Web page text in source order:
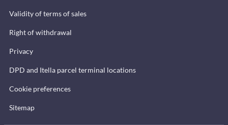
Validity of terms of sales
Right of withdrawal
Privacy
DPD and Itella parcel terminal locations
Cookie preferences
Sitemap